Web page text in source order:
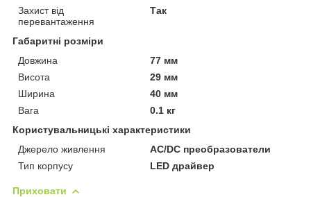
Захист від
перевантаження
Так
Габаритні розміри
Довжина
77 мм
Висота
29 мм
Ширина
40 мм
Вага
0.1 кг
Користувальницькі характеристики
Джерело живлення
AC/DC преобразователи
Тип корпусу
LED драйвер
Приховати